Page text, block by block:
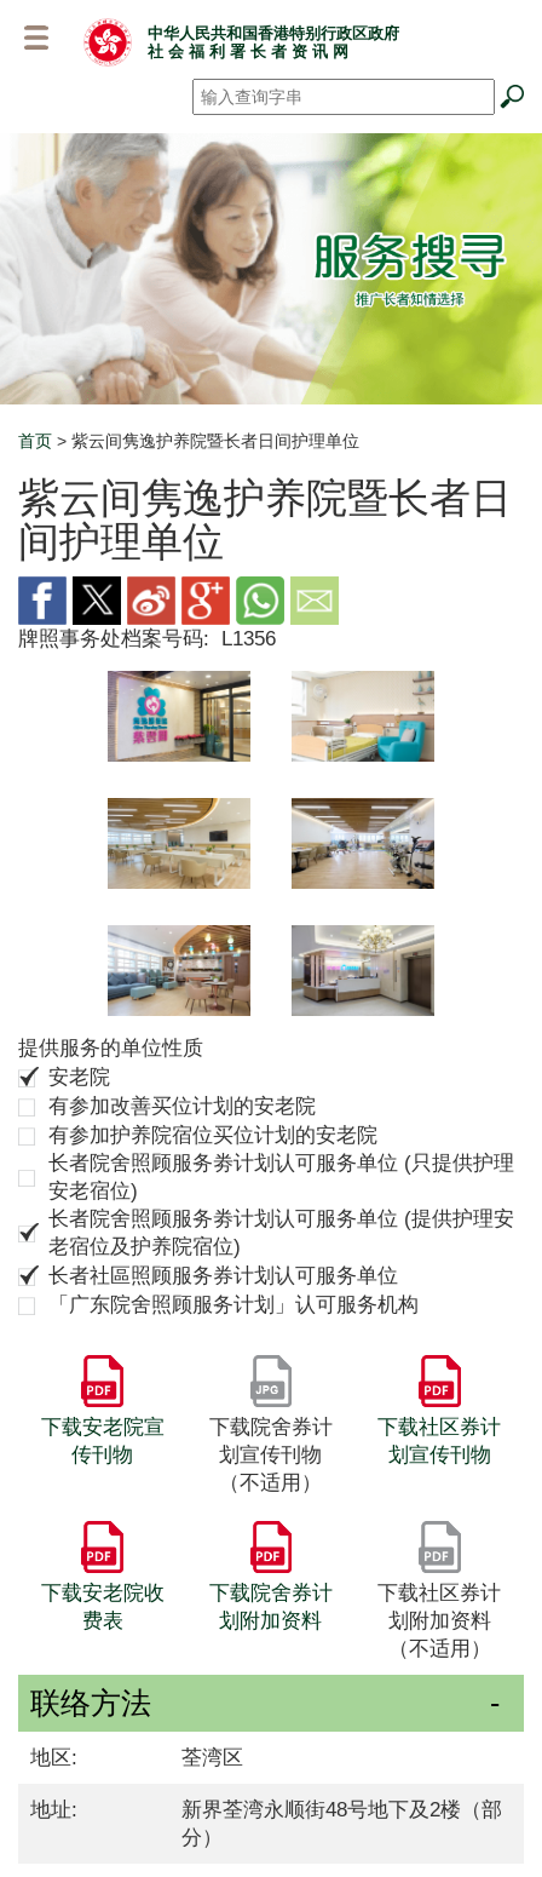
中华人民共和国香港特别行政区政府
社 会 福 利 署 长 者 资 讯 网
搜寻 *
Breadcrumb
首页 > 紫云间隽逸护养院暨长者日间护理单位
紫云间隽逸护养院暨长者日
间护理单位
牌照事务处档案号码: L1356
提供服务的单位性质
安老院
有参加改善买位计划的安老院
有参加护养院宿位买位计划的安老院
长者院舍照顾服务劵计划认可服务单位 (只提供护理
安老宿位)
长者院舍照顾服务劵计划认可服务单位 (提供护理安
老宿位及护养院宿位)
长者社區照顾服务券计划认可服务单位
「广东院舍照顾服务计划」认可服务机构
下载安老院宣
传刊物
下载院舍券计
划宣传刊物
（不适用）
下载社区券计
划宣传刊物
下载安老院收
费表
下载院舍券计
划附加资料
下载社区券计
划附加资料
（不适用）
联络方法
地区: 荃湾区
地址:
新界荃湾永顺街48号地下及2楼（部
分）